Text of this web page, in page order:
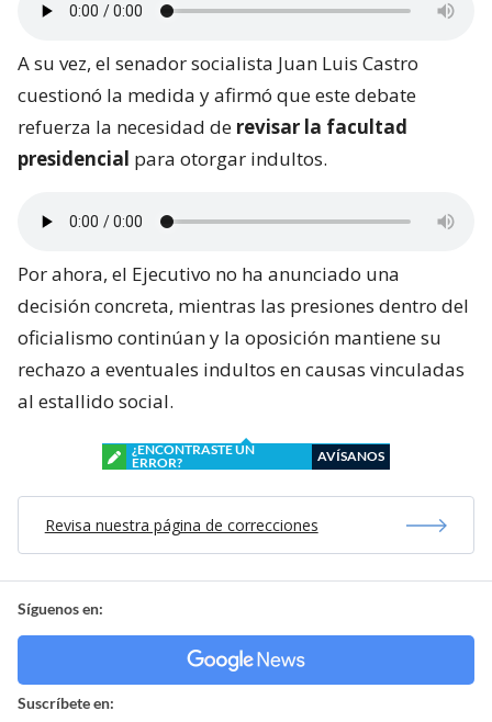
A su vez, el senador socialista Juan Luis Castro
cuestionó la medida y afirmó que este debate
refuerza la necesidad de revisar la facultad
presidencial para otorgar indultos.
Por ahora, el Ejecutivo no ha anunciado una
decisión concreta, mientras las presiones dentro del
oficialismo continúan y la oposición mantiene su
rechazo a eventuales indultos en causas vinculadas
al estallido social.
¿ENCONTRASTE UN
ERROR?
AVÍSANOS
Revisa nuestra página de correcciones
Síguenos en:
Suscríbete en: